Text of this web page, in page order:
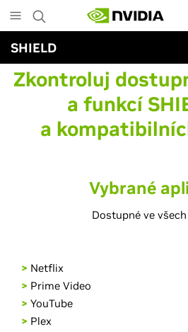
to
main
content
SHIELD
Zkontroluj
a funkcí
a
Vybrané
Dostupné ve
> Netflix
> Prime Video
> YouTube
> Plex